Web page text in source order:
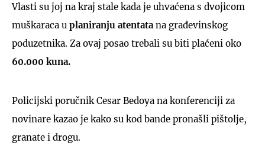
Vlasti su joj na kraj stale kada je uhvaćena s dvojicom
muškaraca u planiranju atentata na građevinskog
poduzetnika. Za ovaj posao trebali su biti plaćeni oko
60.000 kuna.
Policijski poručnik Cesar Bedoya na konferenciji za
novinare kazao je kako su kod bande pronašli pištolje,
granate i drogu.